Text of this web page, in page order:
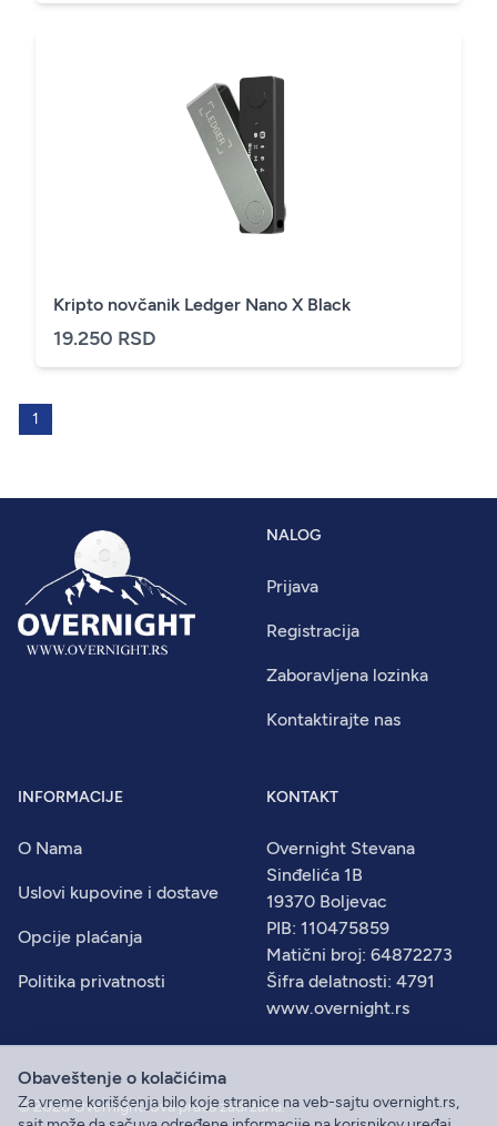
Kripto novčanik Ledger Nano X Black
19.250 RSD
1
NALOG
Prijava
Registracija
Zaboravljena lozinka
Kontaktirajte nas
INFORMACIJE
O Nama
Uslovi kupovine i dostave
Opcije plaćanja
Politika privatnosti
KONTAKT
Overnight Stevana
Sinđelića 1B
19370 Boljevac
PIB: 110475859
Matični broj: 64872273
Šifra delatnosti: 4791
www.overnight.rs
© 2026Overnight. Sva prava zadržana.
Obaveštenje o kolačićima
Za vreme korišćenja bilo koje stranice na veb-sajtu overnight.rs,